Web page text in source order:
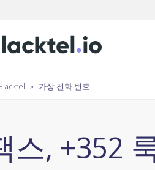
» 가상 전화 번호
스, +352